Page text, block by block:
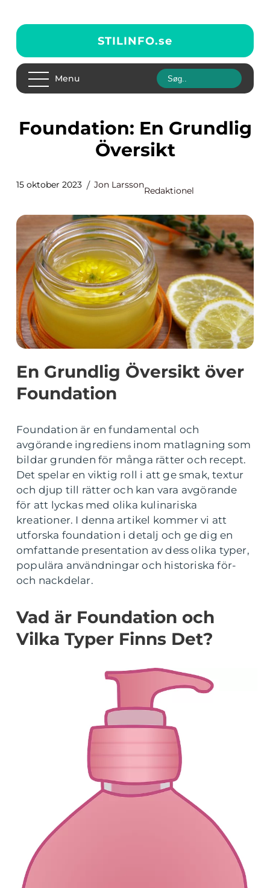
STILINFO.se
Menu
Foundation: En Grundlig
Översikt
15 oktober 2023 Jon Larsson
Redaktionel
En Grundlig Översikt över
Foundation
Foundation är en fundamental och
avgörande ingrediens inom matlagning som
bildar grunden för många rätter och recept.
Det spelar en viktig roll i att ge smak, textur
och djup till rätter och kan vara avgörande
för att lyckas med olika kulinariska
kreationer. I denna artikel kommer vi att
utforska foundation i detalj och ge dig en
omfattande presentation av dess olika typer,
populära användningar och historiska för-
och nackdelar.
Vad är Foundation och
Vilka Typer Finns Det?